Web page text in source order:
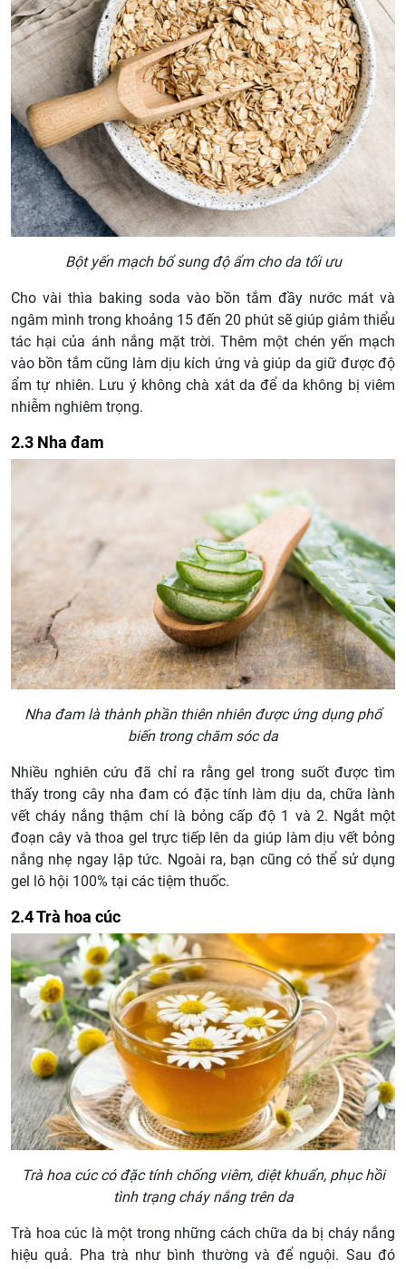
Bột yến mạch bổ sung độ ẩm cho da tối ưu
Cho vài thìa baking soda vào bồn tắm đầy nước mát và
ngâm mình trong khoảng 15 đến 20 phút sẽ giúp giảm thiểu
tác hại của ánh nắng mặt trời. Thêm một chén yến mạch
vào bồn tắm cũng làm dịu kích ứng và giúp da giữ được độ
ẩm tự nhiên. Lưu ý không chà xát da để da không bị viêm
nhiễm nghiêm trọng.
2.3 Nha đam
Nha đam là thành phần thiên nhiên được ứng dụng phổ
biến trong chăm sóc da
Nhiều nghiên cứu đã chỉ ra rằng gel trong suốt được tìm
thấy trong cây nha đam có đặc tính làm dịu da, chữa lành
vết cháy nắng thậm chí là bỏng cấp độ 1 và 2. Ngắt một
đoạn cây và thoa gel trực tiếp lên da giúp làm dịu vết bỏng
nắng nhẹ ngay lập tức. Ngoài ra, bạn cũng có thể sử dụng
gel lô hội 100% tại các tiệm thuốc.
2.4 Trà hoa cúc
Trà hoa cúc có đặc tính chống viêm, diệt khuẩn, phục hồi
tình trạng cháy nắng trên da
Trà hoa cúc là một trong những cách chữa da bị cháy nắng
hiệu quả. Pha trà như bình thường và để nguội. Sau đó